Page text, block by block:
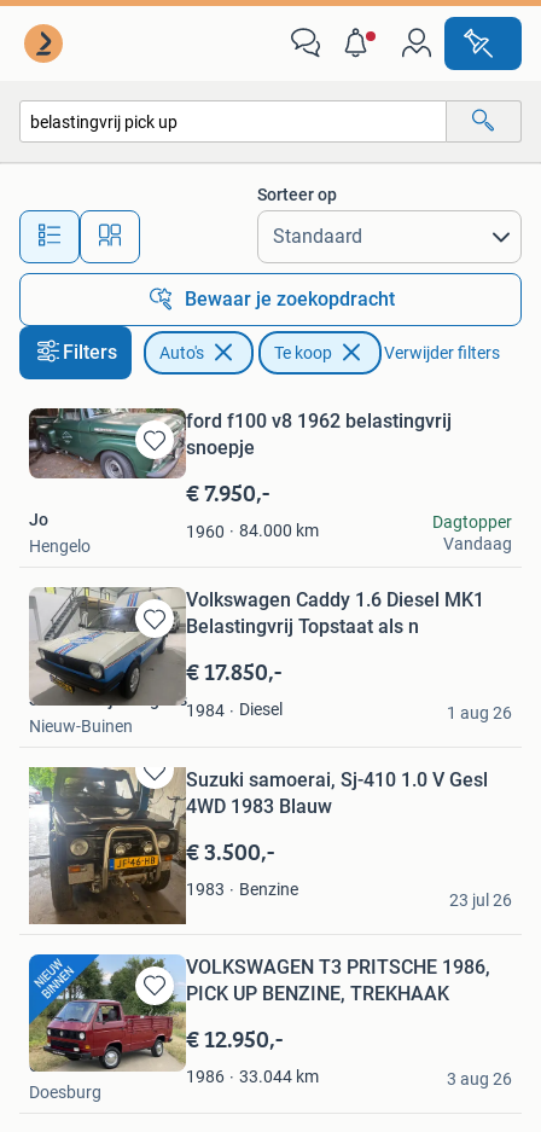
Alle afstanden…
Sorteer op
Bewaar je zoekopdracht
Filters Auto's Te koop Verwijder filters
Bewaren
in
Favorieten
ford f100 v8 1962 belastingvrij
snoepje
€ 7.950,-
1960 84.000 km
Jo
Hengelo
Dagtopper
Vandaag
Bewaren
in
Mijn
Favorieten
Volkswagen Caddy 1.6 Diesel MK1
Belastingvrij Topstaat als n
€ 17.850,-
1984 Diesel
Smit Bedrijfswagens
Nieuw-Buinen
1 aug 26
Bewaren
in
Mijn
Favorieten
Suzuki samoerai, Sj-410 1.0 V Gesl
4WD 1983 Blauw
€ 3.500,-
1983 Benzine
Johannes
Deventer
23 jul 26
Bewaren
in
Mijn
Favorieten
VOLKSWAGEN T3 PRITSCHE 1986,
PICK UP BENZINE, TREKHAAK
€ 12.950,-
1986 33.044 km
Classic Roadster
Doesburg
3 aug 26